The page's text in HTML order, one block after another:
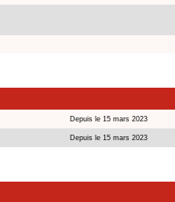
Depuis le 15 mars 2023
Depuis le 15 mars 2023